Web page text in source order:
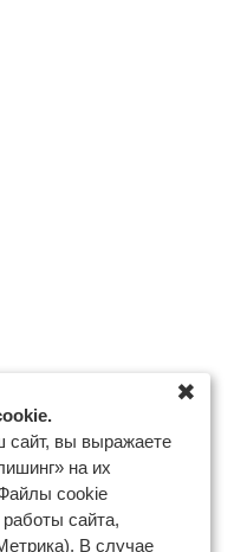
сайт, вы выражаете
на их
cookie
сайта,
В случае
✖